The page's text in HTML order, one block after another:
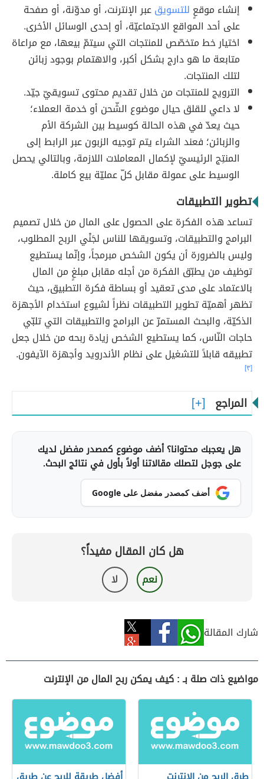
إنشاء موقعٍ للتسويقعبر الإنترنت، أو مدوّنة، أو صفحة
على أحد المواقع الاجتماعيّة، أو إحدى الوسائل الأخرى.
اختيار خط متخصّص للمنتجات التي سيتمّ بيعها، مع مراعاة
متابعة ما هو دارج بشكل أكبر، والاهتمام بوجود زبائن
لتلك المنتجات.
الترويج للمنتجات من خلال تقديم محتوى تسويقيّ جيّد.
لا داعي للقلق حيال موضوع الشّحن أو خدمة العملاء؛
حيث يعدّ في هذه الحالة كوسيط بين الشركة الأم
والزبائن؛ فعند الشراء يتم توجيه الزبون عبر الرابط إلى
المنتِج الرئيسيّ لإكمال المعاملات اللازمة، وبالتالي يحصل
الوسيط على عمولة مقابل كلّ عمليّة بيع كاملة.
تطوير التطبيقات
تساعد هذه الفكرة على الحصول على المال من خلال تصميم
البرامج والتطبيقات، وتسويقها للناس لجَنْي الربح المطلوب،
وليس بالضرورة أن يكون الشخص مبرمجاً، وإنّما يستطيع
توظيف من يطبّق الفكرة من أجله مقابل مبلغٍ من المال
بالاعتماد على مدى تعقيد أو بساطة فكرة التطبيق، حيث
تظهر أهميّة تطوير التطبيقات نظراً لشيوع استخدام الأجهزة
الذكيّة، والبحث المستمرّ عن البرامج والتطبيقات التي تلبّي
حاجات النّاس، كما يستطيع الشخص زيادة ربحه من خلال جعل
تطبيقه قابلاً للتشغيل على نظام الأندرويد وأجهزة الآيفون.
[٣]
المراجع
هل يعجبك محتوانا؟ أضف موضوع كمصدر مفضل لديك
على جوجل لتصلك مقالاتنا أولاً بأول في نتائج البحث.
أضف كمصدر مفضل على Google
هل كان المقال مفيداً؟
نعم لا
شارك المقالة
مواضيع ذات صلة بـ : كيف يمكن ربح المال من الإنترنت